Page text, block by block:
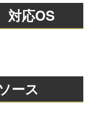
対応OS
ース